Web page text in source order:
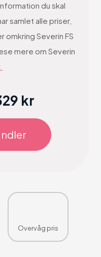
du skal
samlet alle priser,
Severin FS
mere om Severin
kr
Overvåg pris